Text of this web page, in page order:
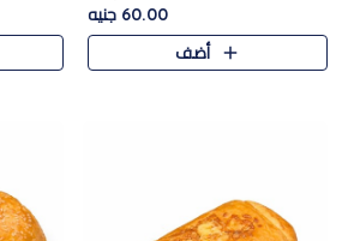
60.00 جنيه
أضف